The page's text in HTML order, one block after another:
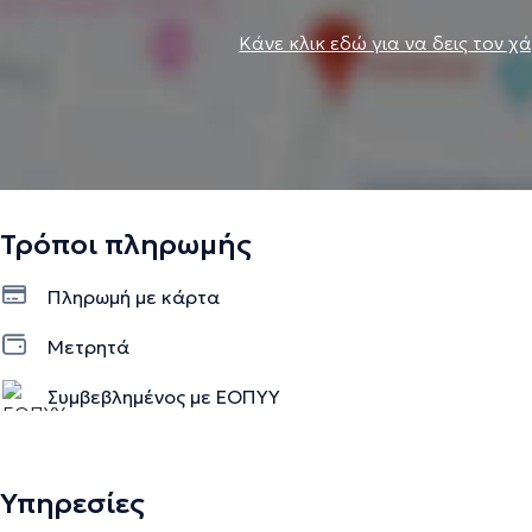
Κάνε κλικ εδώ για να δεις τον
Τρόποι πληρωμής
Πληρωμή με κάρτα
Μετρητά
Συμβεβλημένος με ΕΟΠΥΥ
Υπηρεσίες